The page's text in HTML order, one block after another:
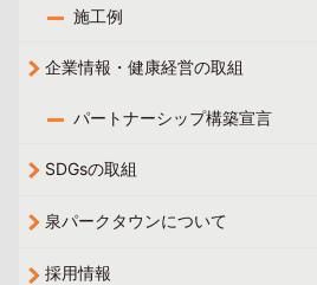
施工例
企業情報・健康経営の取組
パートナーシップ構築宣言
SDGsの取組
泉パークタウンについて
採用情報